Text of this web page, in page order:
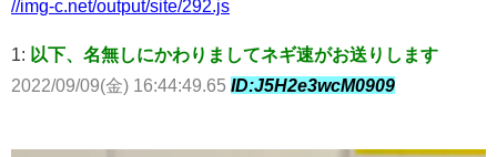
//img-c.net/output/site/292.js
1: 以下、名無しにかわりましてネギ速がお送りします
2022/09/09(金) 16:44:49.65 ID:J5H2e3wcM0909